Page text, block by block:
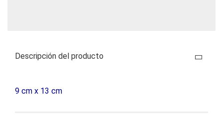
Descripción del producto
9 cm x 13 cm